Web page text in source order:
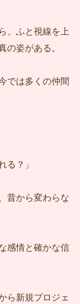
、ふと視線を上
の姿がある。
では多くの仲間
る？」
昔から変わらな
感情と確かな信
ら新規プロジェ